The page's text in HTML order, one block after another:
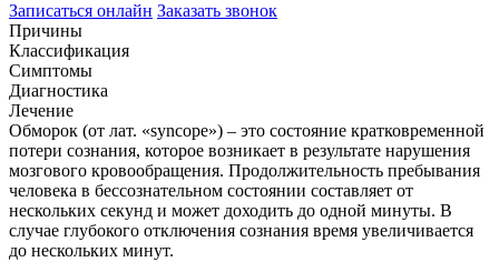
Записаться онлайн Заказать звонок
Причины
Классификация
Симптомы
Диагностика
Лечение
Обморок (от лат. «syncope») – это состояние кратковременной
потери сознания, которое возникает в результате нарушения
мозгового кровообращения. Продолжительность пребывания
человека в бессознательном состоянии составляет от
нескольких секунд и может доходить до одной минуты. В
случае глубокого отключения сознания время увеличивается
до нескольких минут.